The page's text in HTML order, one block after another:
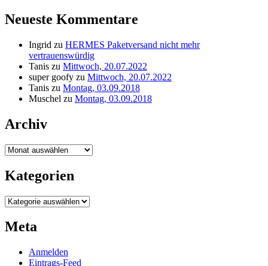
Neueste Kommentare
Ingrid zu HERMES Paketversand nicht mehr
vertrauenswürdig
Tanis zu Mittwoch, 20.07.2022
super goofy zu Mittwoch, 20.07.2022
Tanis zu Montag, 03.09.2018
Muschel zu Montag, 03.09.2018
Archiv
Archiv
Kategorien
Kategorien
Meta
Anmelden
Eintrags-Feed